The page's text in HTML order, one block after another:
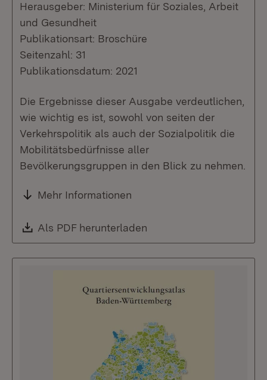
Herausgeber: Ministerium für Soziales, Arbeit
und Gesundheit
Publikationsart: Broschüre
Seitenzahl: 31
Publikationsdatum: 2021
Die Ergebnisse dieser Ausgabe verdeutlichen,
wie wichtig es ist, sowohl von seiten der
Verkehrspolitik als auch der Sozialpolitik die
Mobilitätsbedürfnisse aller
Bevölkerungsgruppen in den Blick zu nehmen.
Mehr Informationen
Download:
Als PDF herunterladen